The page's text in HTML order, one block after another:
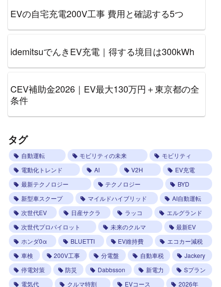
EVの自宅充電200V工事 費用と確認する5つ
idemitsuでんきEV充電｜得する境目は300kWh
CEV補助金2026｜EV最大130万円＋東京都の全
条件
タグ
自動運転 モビリティの未来
モビリティ
電動化トレンド
AI V2H
EV充電
最新テクノロジー
テクノロジー
BYD
新型車スクープ
マイルドハイブリッド
AI自動運転
次世代EV
日産サクラ ラッコ
エルグランド
次世代プロパイロット
未来のクルマ
最新EV
ホンダ0α
BLUETTI EV維持費
エコカー減税
車検
200V工事 分電盤 自動車税
Jackery
停電対策
防災 Dabbsson 新電力
Sプラン
電気代
クルマ特割 EVコース 2026年